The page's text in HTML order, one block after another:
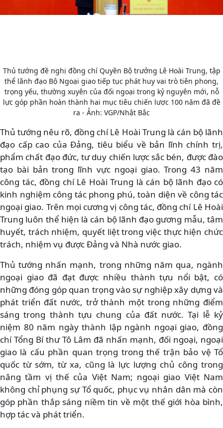
Thủ tướng đề nghị đồng chí Quyền Bộ trưởng Lê Hoài Trung, tập
thể lãnh đạo Bộ Ngoại giao tiếp tục phát huy vai trò tiên phong,
trọng yếu, thường xuyên của đối ngoại trong kỷ nguyên mới, nỗ
lực góp phần hoàn thành hai mục tiêu chiến lược 100 năm đã đề
ra - Ảnh: VGP/Nhật Bắc
Thủ tướng nêu rõ, đồng chí Lê Hoài Trung là cán bộ lãnh
đạo cấp cao của Đảng, tiêu biểu về bản lĩnh chính trị,
phẩm chất đạo đức, tư duy chiến lược sắc bén, được đào
tạo bài bản trong lĩnh vực ngoại giao. Trong 43 năm
công tác, đồng chí Lê Hoài Trung là cán bộ lãnh đạo có
kinh nghiệm công tác phong phú, toàn diện về công tác
ngoại giao. Trên mọi cương vị công tác, đồng chí Lê Hoài
Trung luôn thể hiện là cán bộ lãnh đạo gương mẫu, tâm
huyết, trách nhiệm, quyết liệt trong việc thực hiện chức
trách, nhiệm vụ được Đảng và Nhà nước giao.
Thủ tướng nhấn mạnh, trong những năm qua, ngành
ngoại giao đã đạt được nhiều thành tựu nổi bật, có
những đóng góp quan trọng vào sự nghiệp xây dựng và
phát triển đất nước, trở thành một trong những điểm
sáng trong thành tựu chung của đất nước. Tại lễ kỷ
niệm 80 năm ngày thành lập ngành ngoại giao, đồng
chí Tổng Bí thư Tô Lâm đã nhấn mạnh, đối ngoại, ngoại
giao là cấu phần quan trọng trong thế trận bảo vệ Tổ
quốc từ sớm, từ xa, cũng là lực lượng chủ công trong
nâng tầm vị thế của Việt Nam; ngoại giao Việt Nam
không chỉ phụng sự Tổ quốc, phục vụ nhân dân mà còn
góp phần thắp sáng niềm tin về một thế giới hòa bình,
hợp tác và phát triển.